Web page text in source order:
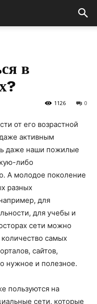
в
0
1126
от его возрастной
активным
даже наши пожилые
либо
А молодое поколение
разных
для
для учебы и
сети можно
самых
сайтов,
нужное и полезное.
пользуются на
сети, которые